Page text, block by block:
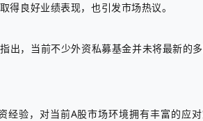
得良好业绩表现，也引发市场热议。
出，当前不少外资私募基金并未将最新的
经验，对当前A股市场环境拥有丰富的应